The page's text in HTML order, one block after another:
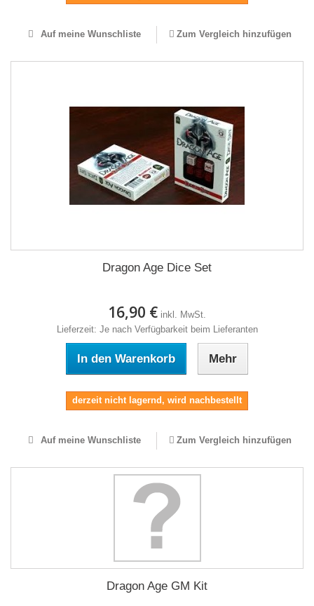
Auf meine Wunschliste Zum Vergleich hinzufügen
Dragon Age Dice Set
16,90 € inkl. MwSt.
Lieferzeit: Je nach Verfügbarkeit beim Lieferanten
In den Warenkorb Mehr
derzeit nicht lagernd, wird nachbestellt
Auf meine Wunschliste Zum Vergleich hinzufügen
Dragon Age GM Kit